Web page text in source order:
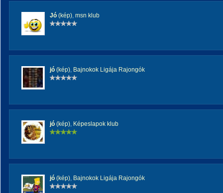
Jó (kép), msn klub
jó (kép), Bajnokok Ligája Rajongók
jó (kép), Képeslapok klub
jó (kép), Bajnokok Ligája Rajongók